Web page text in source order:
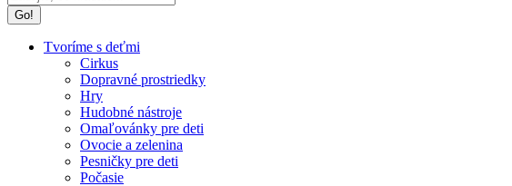
Tvoríme s deťmi
Cirkus
Dopravné prostriedky
Hry
Hudobné nástroje
Omaľovánky pre deti
Ovocie a zelenina
Pesničky pre deti
Počasie